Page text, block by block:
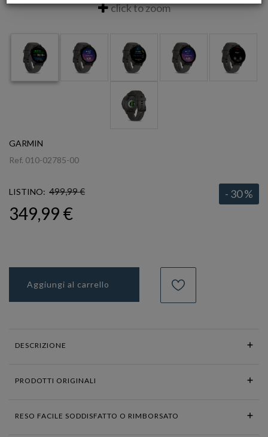
click to zoom
GARMIN
Ref. 010-02785-00
LISTINO: 499,99 € - 30 %
349,99 €
Aggiungi al carrello
DESCRIZIONE
PRODOTTI ORIGINALI
RESO FACILE SODDISFATTO O RIMBORSATO